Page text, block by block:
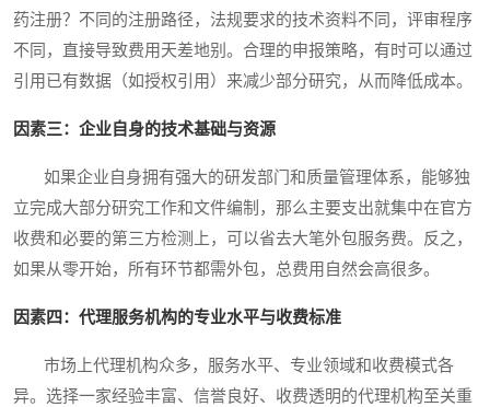
药注册？不同的注册路径，法规要求的技术资料不同，评审程序
不同，直接导致费用天差地别。合理的申报策略，有时可以通过
引用已有数据（如授权引用）来减少部分研究，从而降低成本。
因素三：企业自身的技术基础与资源
如果企业自身拥有强大的研发部门和质量管理体系，能够独
立完成大部分研究工作和文件编制，那么主要支出就集中在官方
收费和必要的第三方检测上，可以省去大笔外包服务费。反之，
如果从零开始，所有环节都需外包，总费用自然会高很多。
因素四：代理服务机构的专业水平与收费标准
市场上代理机构众多，服务水平、专业领域和收费模式各
异。选择一家经验丰富、信誉良好、收费透明的代理机构至关重